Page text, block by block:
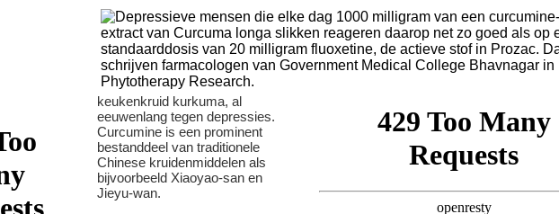
keukenkruid kurkuma, al
eeuwenlang tegen depressies.
Curcumine is een prominent
bestanddeel van traditionele
Chinese kruidenmiddelen als
bijvoorbeeld Xiaoyao-san en
Jieyu-wan.